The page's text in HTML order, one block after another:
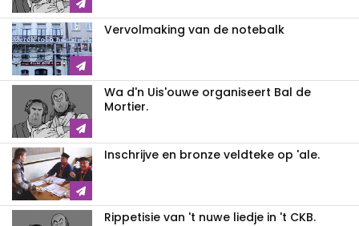
Vervolmaking van de notebalk
Wa d'n Uis'ouwe organiseert Bal de
Mortier.
Inschrijve en bronze veldteke op 'ale.
Rippetisie van 't nuwe liedje in 't CKB.